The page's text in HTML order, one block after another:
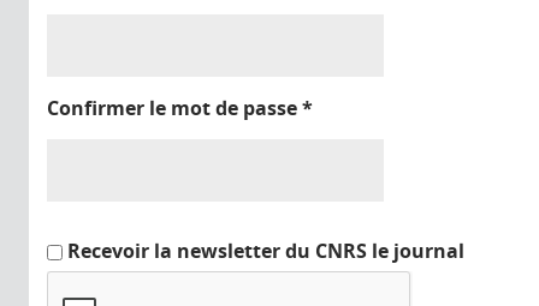
Confirmer le mot de passe*
Recevoir la newsletter du CNRS le journal